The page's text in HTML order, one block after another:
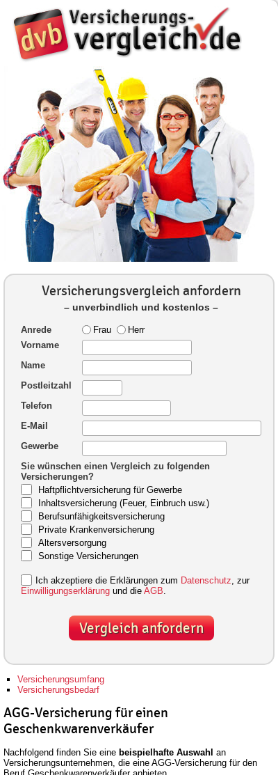
Versicherungsvergleich anfordern
– unverbindlich und kostenlos –
Anrede Frau
Herr
Vorname
Name
Postleitzahl
Telefon
E-Mail
Gewerbe
Sie wünschen einen Vergleich zu folgenden
Versicherungen?
Haftpflichtversicherung für Gewerbe
Inhaltsversicherung (Feuer, Einbruch usw.)
Berufsunfähigkeitsversicherung
Private Krankenversicherung
Altersversorgung
Sonstige Versicherungen
Ich akzeptiere die Erklärungen zum Datenschutz , zur
Einwilligungserklärung und die AGB.
Vergleich anfordern
Versicherungsumfang
Versicherungsbedarf
AGG-Versicherung für einen
Geschenkwarenverkäufer
Nachfolgend finden Sie eine beispielhafte Auswahl an
Versicherungsunternehmen, die eine AGG-Versicherung für den